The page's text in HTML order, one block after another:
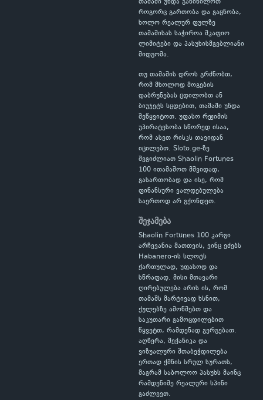
თამაში უნდა განიხილოთ
როგორც გართობა და გაცნობა,
ხოლო რეალურ ფულზე
თამაშისას საჭიროა მკაფიო
ლიმიტები და პასუხისმგებლიანი
მიდგომა.
თუ თამაშის დროს გრძნობთ,
რომ მხოლოდ მოგების
დაბრუნებას ცდილობთ ან
ბიუჯეტს სცდებით, თამაში უნდა
შეწყვიტოთ. უფასო რეჟიმის
უპირატესობა სწორედ ისაა,
რომ ასეთ რისკს თავიდან
იცილებთ. Sloto.ge-ზე
შეგიძლიათ Shaolin Fortunes
100 ითამაშოთ მშვიდად,
გასართობად და ისე, რომ
ფინანსური ვალდებულება
საერთოდ არ გქონდეთ.
შეჯამება
Shaolin Fortunes 100 კარგი
არჩევანია მათთვის, ვინც ეძებს
Habanero-ის სლოტს
ქართულად, უფასოდ და
სწრაფად. მისი მთავარი
ღირებულება არის ის, რომ
თამაშს მარტივად ხსნით,
ქულებზე ამოწმებთ და
საკუთარი გამოცდილებით
წყვეტთ, რამდენად გერგებათ.
აღწერა, მექანიკა და
ვიზუალური შთაბეჭდილება
ერთად ქმნის სრულ სურათს,
მაგრამ საბოლოო პასუხს მაინც
რამდენიმე რეალური სპინი
გაძლევთ.